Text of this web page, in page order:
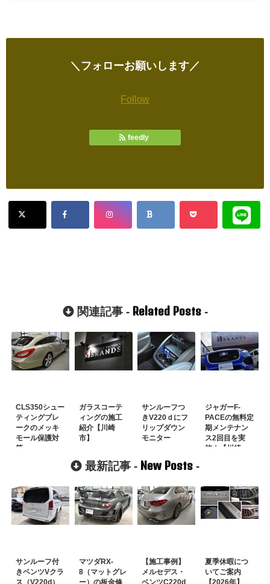
＼フォローお願いします／
Follow
feedly
関連記事 - Related Posts-
CLS350シュー
ティングブレ
ークのメッキ
モール保護対
策
ガラスコーテ
ィングの施工
紹介【川崎
市】
サンルーフつ
きV220ｄにフ
リップダウン
モニター
ジャガーF-
PACEの無料定
期メンテナン
ス2回目を実
施！【川崎
最新記事 - New Posts -
サンルーフ付
きベンツVクラ
ス（V220d）
マツダRX-
8（マットグレ
ー）の板金修
【施工事例】
メルセデス・
ベンツC220d
夏季休暇につ
いてご案内
【2026年】